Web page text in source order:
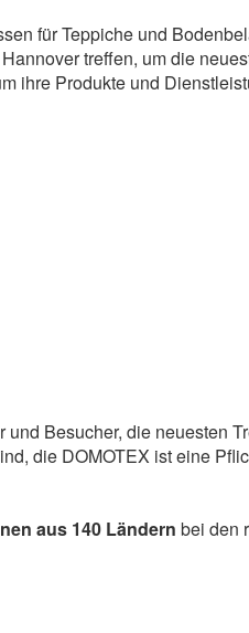
für Teppiche und
treffen, um die
ihre Produkte und
Besucher, die neuesten
die DOMOTEX ist eine
aus 140 Ländern bei den